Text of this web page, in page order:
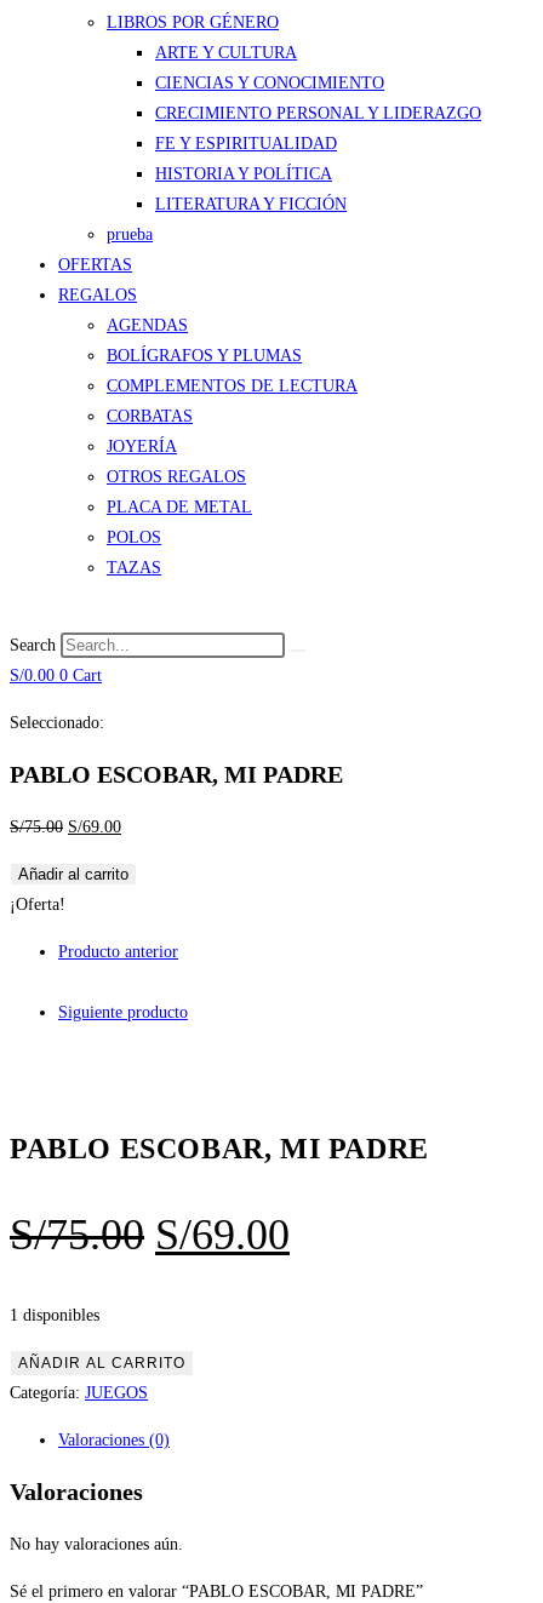
LIBROS POR GÉNERO
ARTE Y CULTURA
CIENCIAS Y CONOCIMIENTO
CRECIMIENTO PERSONAL Y LIDERAZGO
FE Y ESPIRITUALIDAD
HISTORIA Y POLÍTICA
LITERATURA Y FICCIÓN
prueba
OFERTAS
REGALOS
AGENDAS
BOLÍGRAFOS Y PLUMAS
COMPLEMENTOS DE LECTURA
CORBATAS
JOYERÍA
OTROS REGALOS
PLACA DE METAL
POLOS
TAZAS
Search
S/0.00 0 Cart
Seleccionado:
PABLO ESCOBAR, MI PADRE
S/75.00 El
S/75.00.
S/69.00El
S/69.00.
PABLO
ESCOBAR,
PADRE
Añadir al carrito
¡Oferta!
Producto anterior
Siguiente producto
PABLO ESCOBAR, MI PADRE
S/75.00 El
era:
S/69.00
1 disponibles
PABLO
ESCOBAR,
PADRE
cantidad
AÑADIR AL CARRITO
Categoría: JUEGOS
Valoraciones (0)
Valoraciones
No hay valoraciones aún.
Sé el primero en valorar “PABLO ESCOBAR, MI PADRE”